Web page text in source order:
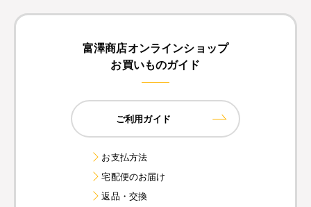
富澤商店オンラインショップ
お買いものガイド
ご利用ガイド
お支払方法
宅配便のお届け
返品・交換